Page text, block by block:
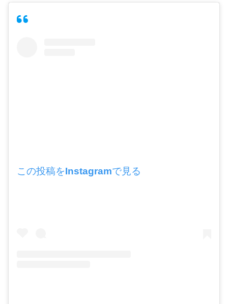
この投稿をInstagramで見る